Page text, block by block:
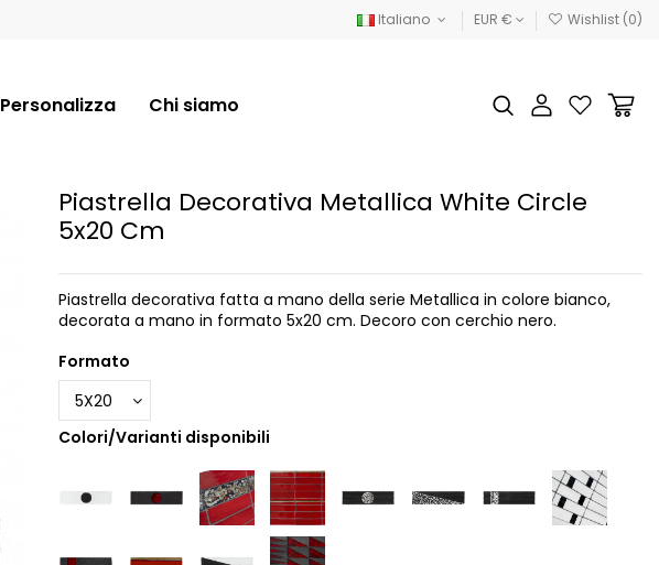
Italiano EUR € Wishlist (0)
Personalizza Chi siamo
Piastrella Decorativa Metallica White Circle
5x20 Cm
Piastrella decorativa fatta a mano della serie Metallica in colore bianco,
decorata a mano in formato 5x20 cm. Decoro con cerchio nero.
Formato
Colori/Varianti disponibili